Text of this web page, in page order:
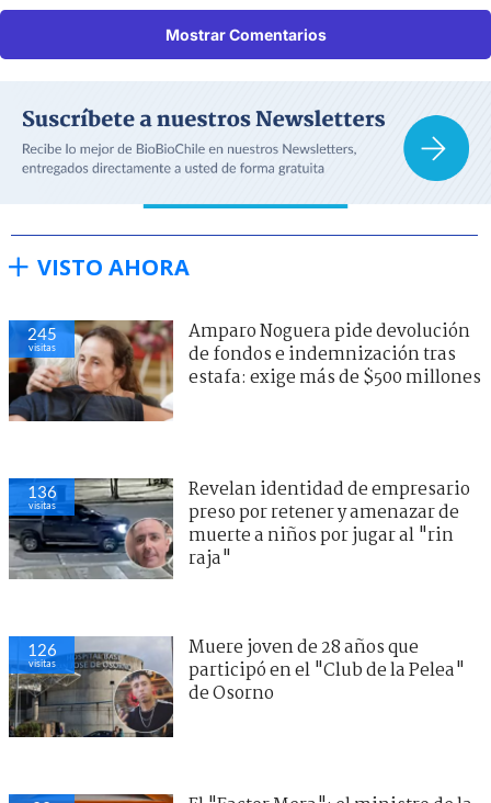
Mostrar Comentarios
VISTO AHORA
245
visitas
Amparo Noguera pide devolución
de fondos e indemnización tras
estafa: exige más de $500 millones
136
visitas
Revelan identidad de empresario
preso por retener y amenazar de
muerte a niños por jugar al "rin
raja"
126
visitas
Muere joven de 28 años que
participó en el "Club de la Pelea"
de Osorno